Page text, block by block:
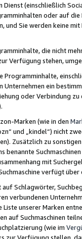
Dienst (einschließlich
oder auf
und Sie werden keine
die nicht
Verfügung stehen,
Programminhalte,
Unternehmen ein
oder Verbindung
Marken (wie in den
und „kindel“) nicht
Zusätzlich zu
benannte
mit
verfügt über
auf Schlagwörter,
verbundenen
Liste unserer Marken
auf Suchmaschinen
(wie im
zur Verfügung stellen,